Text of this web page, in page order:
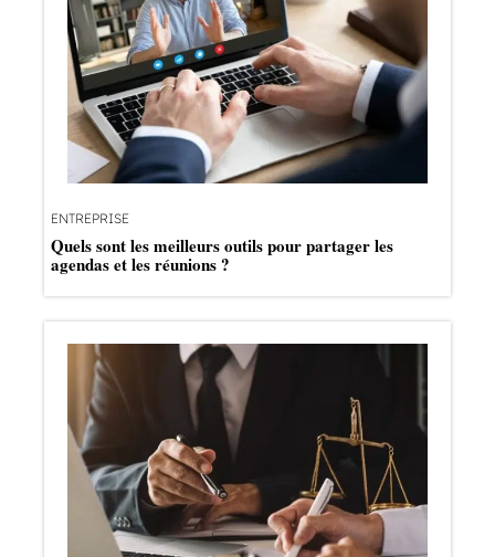
ENTREPRISE
Quels sont les meilleurs outils pour partager les
agendas et les réunions ?